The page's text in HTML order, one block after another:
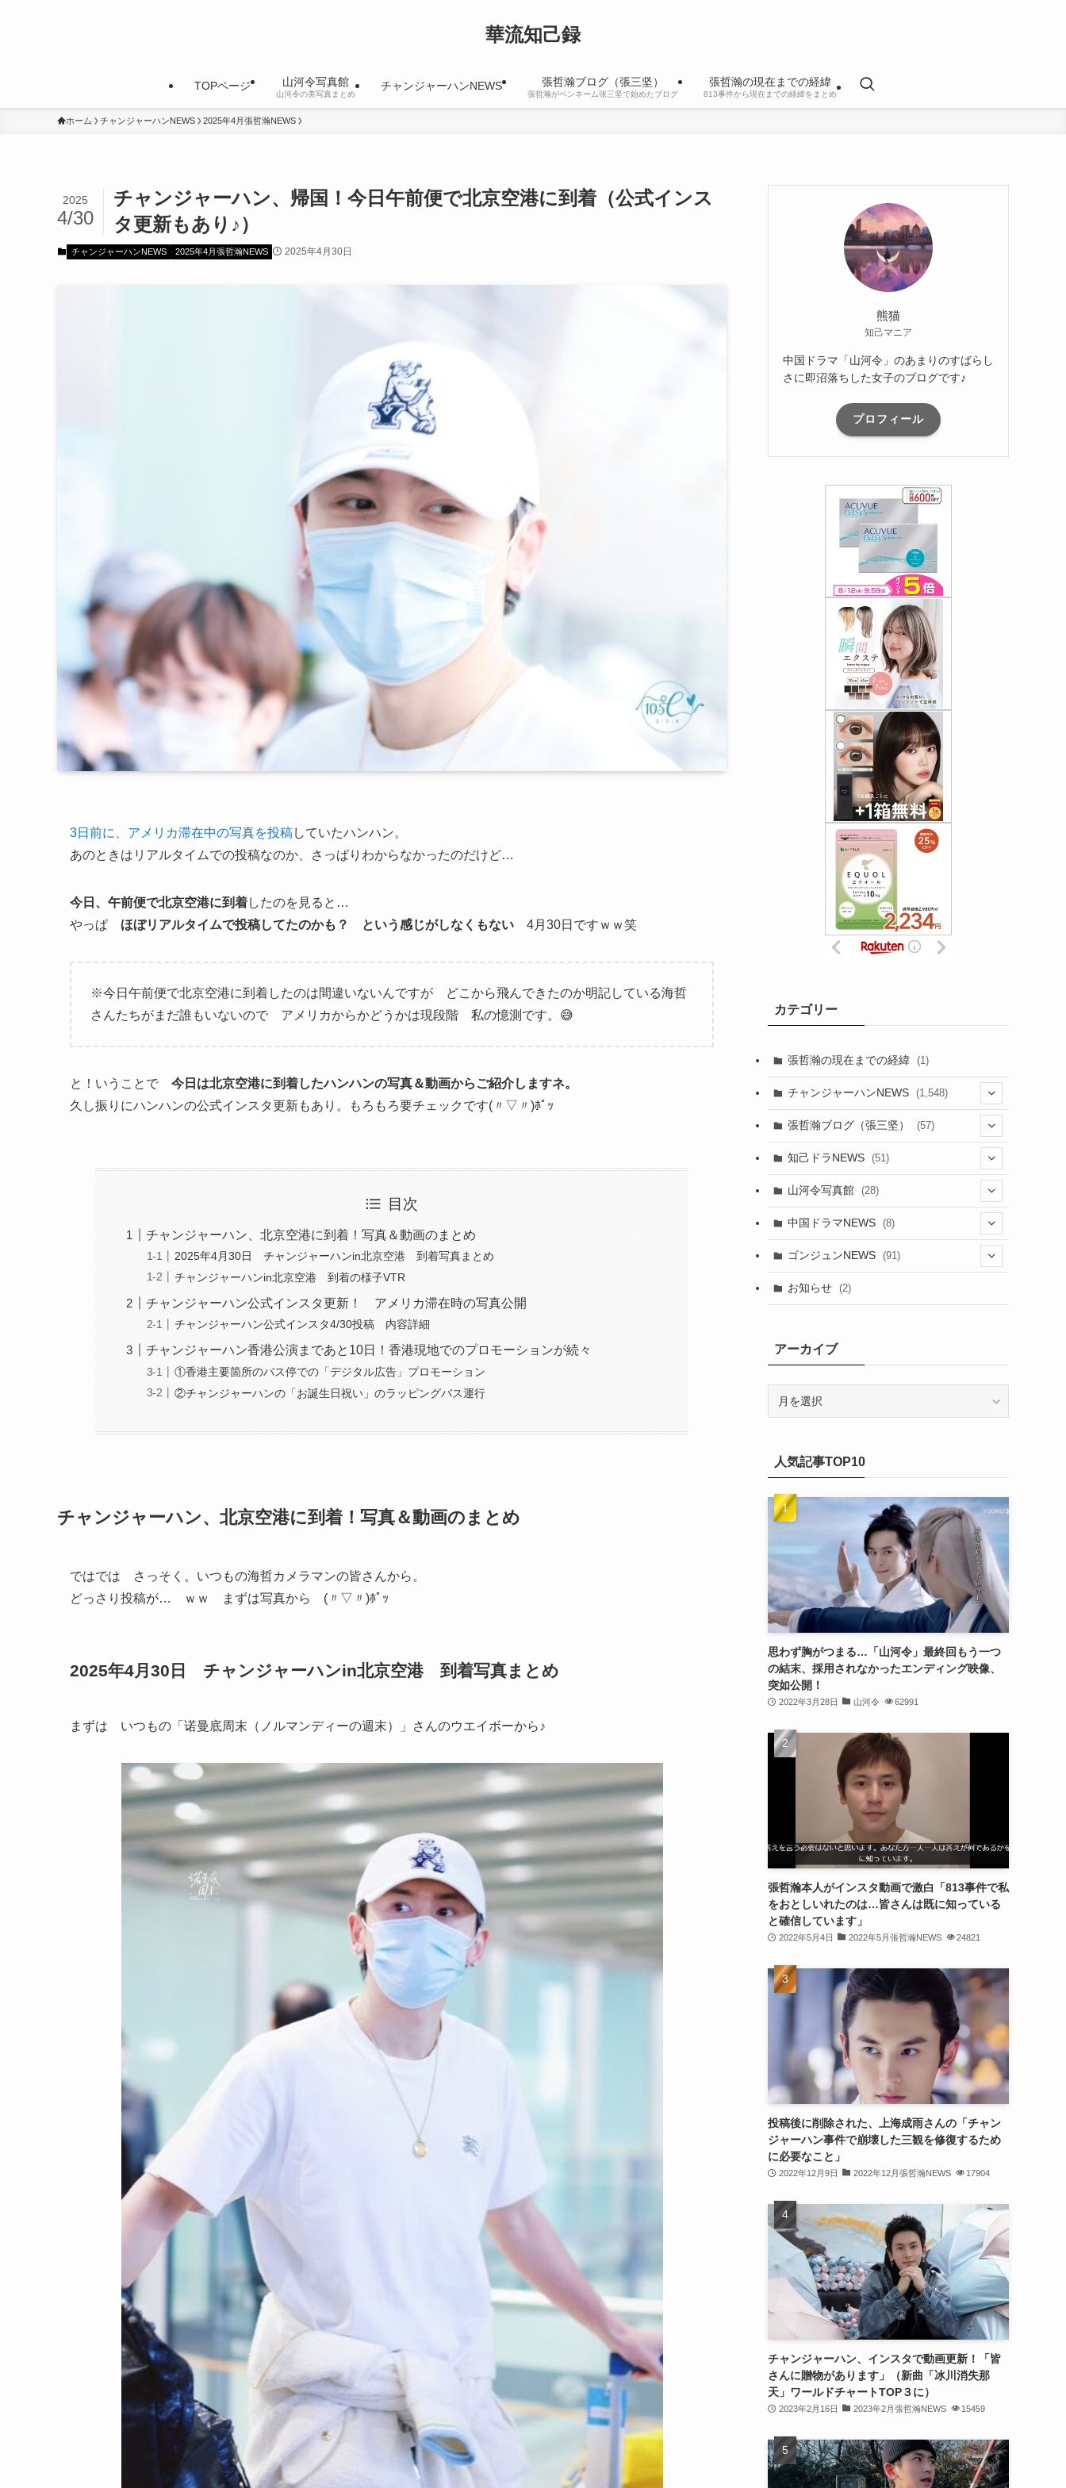
華流知己録
TOPページ 山河令写真館
山河令の美写真まとめ
チャンジャーハンNEWS 張哲瀚ブログ（張三坚）
張哲瀚がペンネーム张三坚で始めたブログ
張哲瀚の現在までの経緯
813事件から現在までの経緯をまとめ
ホーム チャンジャーハンNEWS 2025年4月張哲瀚NEWS
チャンジャーハン、帰国！今日午前便で北京空港に到着（公式インス
タ更新もあり♪）
2025
4/30
チャンジャーハンNEWS 2025年4月張哲瀚NEWS 2025年4月30日
3日前に、アメリカ滞在中の写真を投稿していたハンハン。
あのときはリアルタイムでの投稿なのか、さっぱりわからなかったのだけど…
今日、午前便で北京空港に到着したのを見ると…
やっぱ ほぼリアルタイムで投稿してたのかも？ という感じがしなくもない 4月30日ですｗｗ笑
※今日午前便で北京空港に到着したのは間違いないんですが どこから飛んできたのか明記している海哲
さんたちがまだ誰もいないので アメリカからかどうかは現段階 私の憶測です。😅
と！いうことで 今日は北京空港に到着したハンハンの写真＆動画からご紹介しますネ。
久し振りにハンハンの公式インスタ更新もあり。もろもろ要チェックです(〃▽〃)ﾎﾟｯ
目次
チャンジャーハン、北京空港に到着！写真＆動画のまとめ
2025年4月30日 チャンジャーハンin北京空港 到着写真まとめ
チャンジャーハンin北京空港 到着の様子VTR
チャンジャーハン公式インスタ更新！ アメリカ滞在時の写真公開
チャンジャーハン公式インスタ4/30投稿 内容詳細
チャンジャーハン香港公演まであと10日！香港現地でのプロモーションが続々
①香港主要箇所のバス停での「デジタル広告」プロモーション
②チャンジャーハンの「お誕生日祝い」のラッピングバス運行
チャンジャーハン、北京空港に到着！写真＆動画のまとめ
ではでは さっそく。いつもの海哲カメラマンの皆さんから。
どっさり投稿が… ｗｗ まずは写真から (〃▽〃)ﾎﾟｯ
2025年4月30日 チャンジャーハンin北京空港 到着写真まとめ
まずは いつもの「诺曼底周末（ノルマンディーの週末）」さんのウエイボーから♪
熊猫
知己マニア
中国ドラマ「山河令」のあまりのすばらし
さに即沼落ちした女子のブログです♪
プロフィール
カテゴリー
張哲瀚の現在までの経緯 (1)
チャンジャーハンNEWS (1,548)
(5)
(29)
(20)
(21)
(21)
(24)
(23)
(27)
(21)
(25)
(25)
(29)
(30)
(32)
(31)
(32)
(32)
(29)
(31)
(31)
(31)
(32)
(30)
(32)
(31)
(28)
(32)
(31)
(30)
張哲瀚ブログ（張三坚） (57)
(14)
知己ドラNEWS (51)
(42)
(5)
(1)
山河令写真館 (28)
(17)
(3)
(2)
中国ドラマNEWS (8)
(1)
(6)
ゴンジュンNEWS (91)
お知らせ (2)
アーカイブ
ブ人気記事TOP10
思わず胸がつまる…「山河令」最終回もう一つ
の結末、採用されなかったエンディング映像、
突如公開！
2022年3月28日 山河令 62991
張哲瀚本人がインスタ動画で激白「813事件で私
をおとしいれたのは…皆さんは既に知っている
と確信しています」
2022年5月4日 2022年5月張哲瀚NEWS 24821
投稿後に削除された、上海成雨さんの「チャン
ジャーハン事件で崩壊した三観を修復するため
に必要なこと」
2022年12月9日 2022年12月張哲瀚NEWS 17904
チャンジャーハン、インスタで動画更新！「皆
さんに贈物があります」（新曲「冰川消失那
天」ワールドチャートTOP３に）
2023年2月16日 2023年2月張哲瀚NEWS 15459